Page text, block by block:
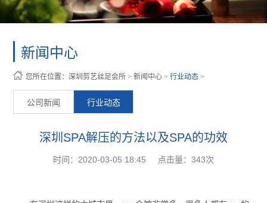
新闻中心
您所在位置：深圳剪艺丝足会所 >新闻中心 >行业动态 >
公司新闻 行业动态
深圳SPA解压的方法以及SPA的功效
时间：2020-03-05 18:45 点击量： 343次